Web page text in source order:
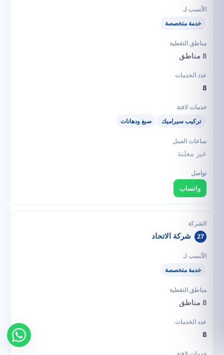
خدمة متخصصة
8 مناطق
8
تركيب سيراميك صبغ ودهانات
غير معلنة
واتساب
27 شركة الاتحاد
خدمة متخصصة
8 مناطق
8